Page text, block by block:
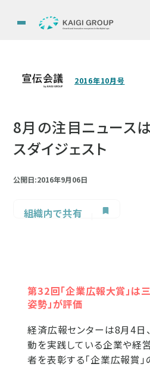
2016年10月号
8月の注目ニュース
スダイジェスト
公開日:2016年9月06日
組織内で共有
第32回「企業広報大賞」は
姿勢」が評価
経済広報センターは8月4日
動を実践している企業や経
者を表彰する「企業広報賞